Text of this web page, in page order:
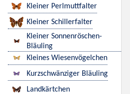
Kleiner Perlmuttfalter
Kleiner Schillerfalter
Kleiner Sonnenröschen-
Bläuling
Kleines Wiesenvögelchen
Kurzschwänziger Bläuling
Landkärtchen